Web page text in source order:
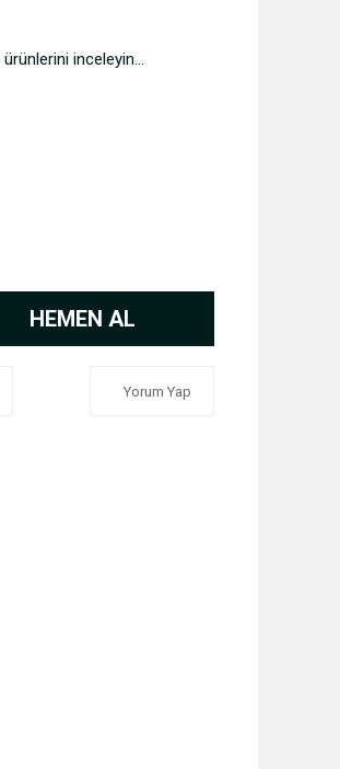
inceleyin...
HEMEN AL
Yorum Yap